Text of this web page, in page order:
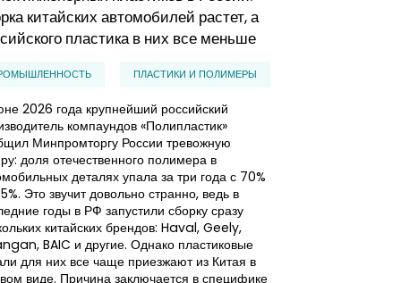
китайских автомобилей растет, а
пластика в них все меньше
ПЛАСТИКИ И ПОЛИМЕРЫ
2026 года крупнейший российский
компаундов «Полипластик»
Минпромторгу России тревожную
доля отечественного полимера в
деталях упала за три года с 70%
Это звучит довольно странно, ведь в
годы в РФ запустили сборку сразу
китайских брендов: Haval, Geely,
BAIC и другие. Однако пластиковые
для них все чаще приезжают из Китая в
виде. Причина заключается в специфике